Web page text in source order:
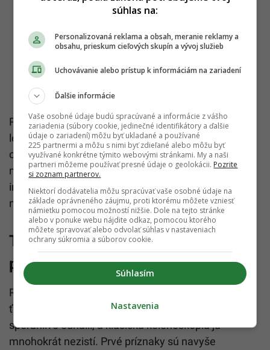
Prečo sa to deje, však nie je jasné. Odborníci pracujú
len s hypotézami – do úvahy pripadá vyšší výskyt
obezity, sedavé fungovanie, spracované potraviny,
narušený črevný mikrobióm, častejšie antibiotiká či
iné environmentálne faktory. Istotu však zatiaľ
nepriniesla ani jedna z nich.
Tichý nádor s nenápadnými
príznakmi
Rakovina appendixu je podľa
ťažko zachytiteľná. Neexistuje skríning, ktorý by ju
spoľahlivo odhalil, a klasická kolonoskopia ju
mnohokrát nezistí. Prvé príznaky sú navyše
súhlas na:
Personalizovaná reklama a obsah, meranie reklamy a
obsahu, prieskum cieľových skupín a vývoj služieb
Uchovávanie alebo prístup k informáciám na zariadení
Ďalšie informácie
Vaše osobné údaje budú spracúvané a informácie z vášho
zariadenia (súbory cookie, jedinečné identifikátory a ďalšie
údaje o zariadení) môžu byť ukladané a používané
225 partnermi a môžu s nimi byť zdieľané alebo môžu byť
využívané konkrétne týmito webovými stránkami. My a naši
partneri môžeme používať presné údaje o geolokácii. Pozrite
si zoznam partnerov.
Niektorí dodávatelia môžu spracúvať vaše osobné údaje na
základe oprávneného záujmu, proti ktorému môžete vzniesť
námietku pomocou možností nižšie. Dole na tejto stránke
alebo v ponuke webu nájdite odkaz, pomocou ktorého
môžete spravovať alebo odvolať súhlas v nastaveniach
ochrany súkromia a súborov cookie.
Súhlasím
Nastavenia